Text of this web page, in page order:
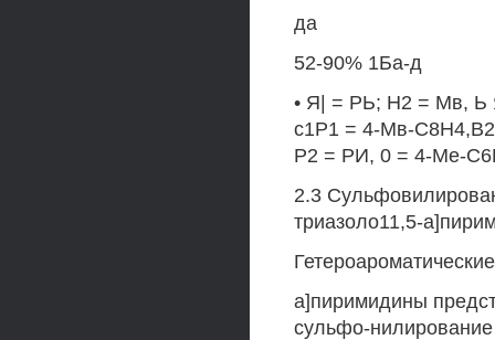
да
52-90% 1Ба-д
• Я| = РЬ; Н2 = Мв,
с1Р1 = 4-Мв-
Р2 = РИ, 0 = 4-Ме-
2.3
триазоло11,5-
а]пиримидины
сульфо-нилирование